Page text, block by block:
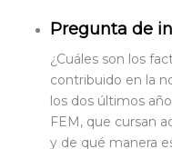
Pregunta de
¿Cuáles son los
contribuido en la
los dos últimos
FEM, que cursan
y de qué manera